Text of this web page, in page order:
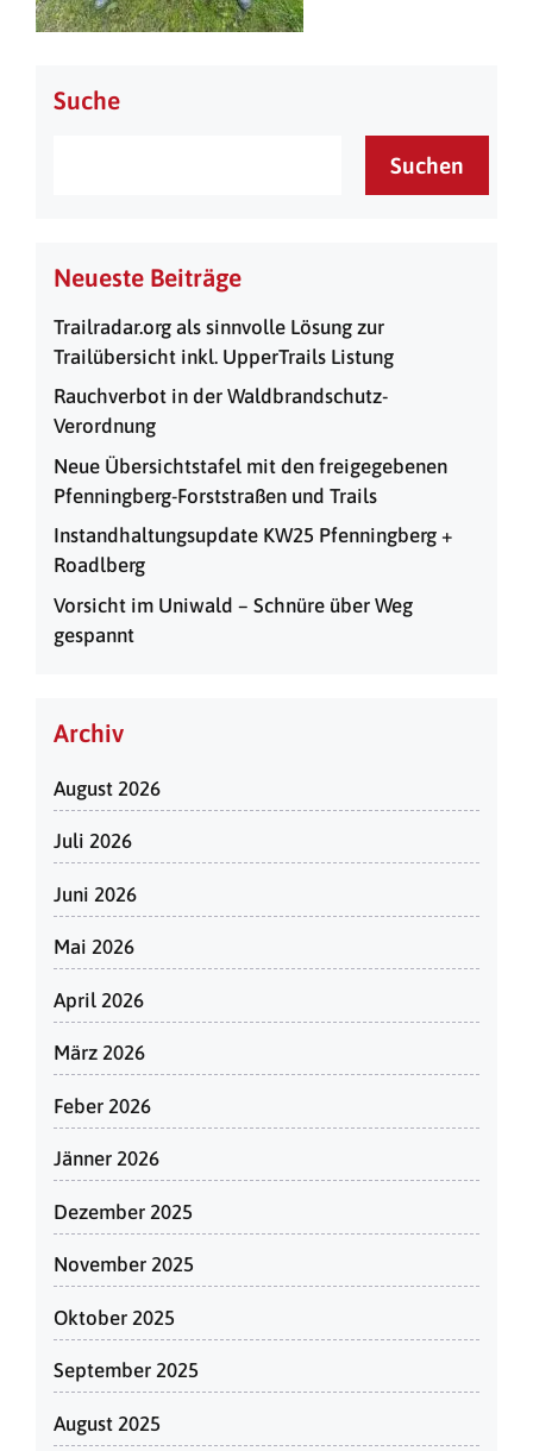
Suche
Suchen
Neueste Beiträge
Trailradar.org als sinnvolle Lösung zur
Trailübersicht inkl. UpperTrails Listung
Rauchverbot in der Waldbrandschutz-
Verordnung
Neue Übersichtstafel mit den freigegebenen
Pfenningberg-Forststraßen und Trails
Instandhaltungsupdate KW25 Pfenningberg +
Roadlberg
Vorsicht im Uniwald – Schnüre über Weg
gespannt
Archiv
August 2026
Juli 2026
Juni 2026
Mai 2026
April 2026
März 2026
Feber 2026
Jänner 2026
Dezember 2025
November 2025
Oktober 2025
September 2025
August 2025